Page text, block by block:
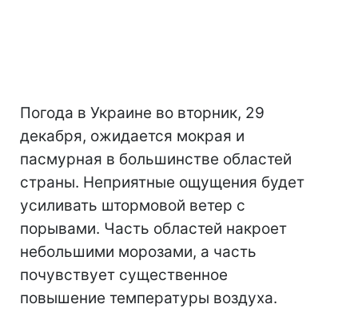
Погода в Украине во вторник, 29
декабря, ожидается мокрая и
пасмурная в большинстве областей
страны. Неприятные ощущения будет
усиливать штормовой ветер с
порывами. Часть областей накроет
небольшими морозами, а часть
почувствует существенное
повышение температуры воздуха.